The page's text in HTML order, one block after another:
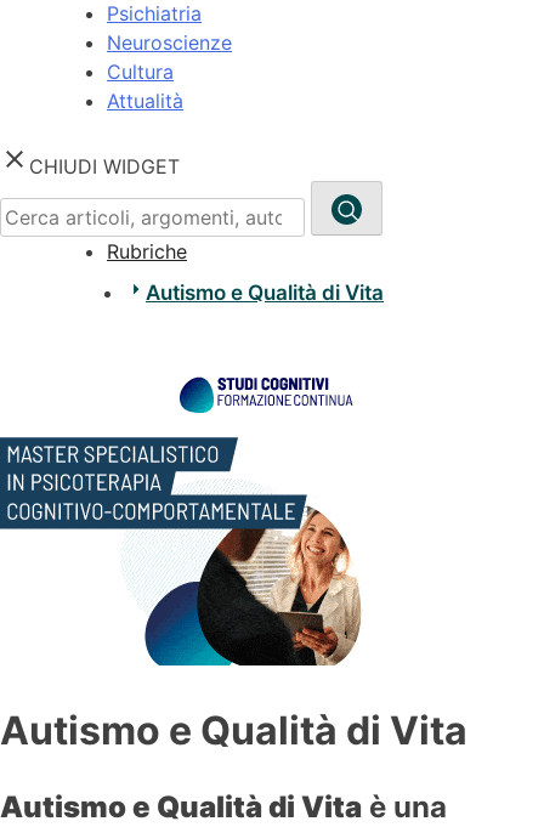
Psichiatria
Neuroscienze
Cultura
Attualità
close CHIUDI WIDGET
Ricerca
per:
Rubriche
Autismo e Qualità di Vita
Autismo e Qualità di Vita
Autismo e Qualità di Vita è una